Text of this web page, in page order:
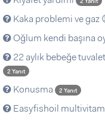
Kaka problemi ve gaz
Oğlum kendi başına
22 aylık bebeğe
2 Yanıt
Konusma 2 Yanıt
Easyfishoil